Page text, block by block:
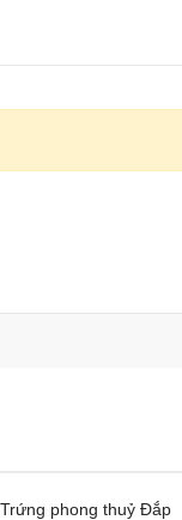
Trứng phong thuỷ Đắp